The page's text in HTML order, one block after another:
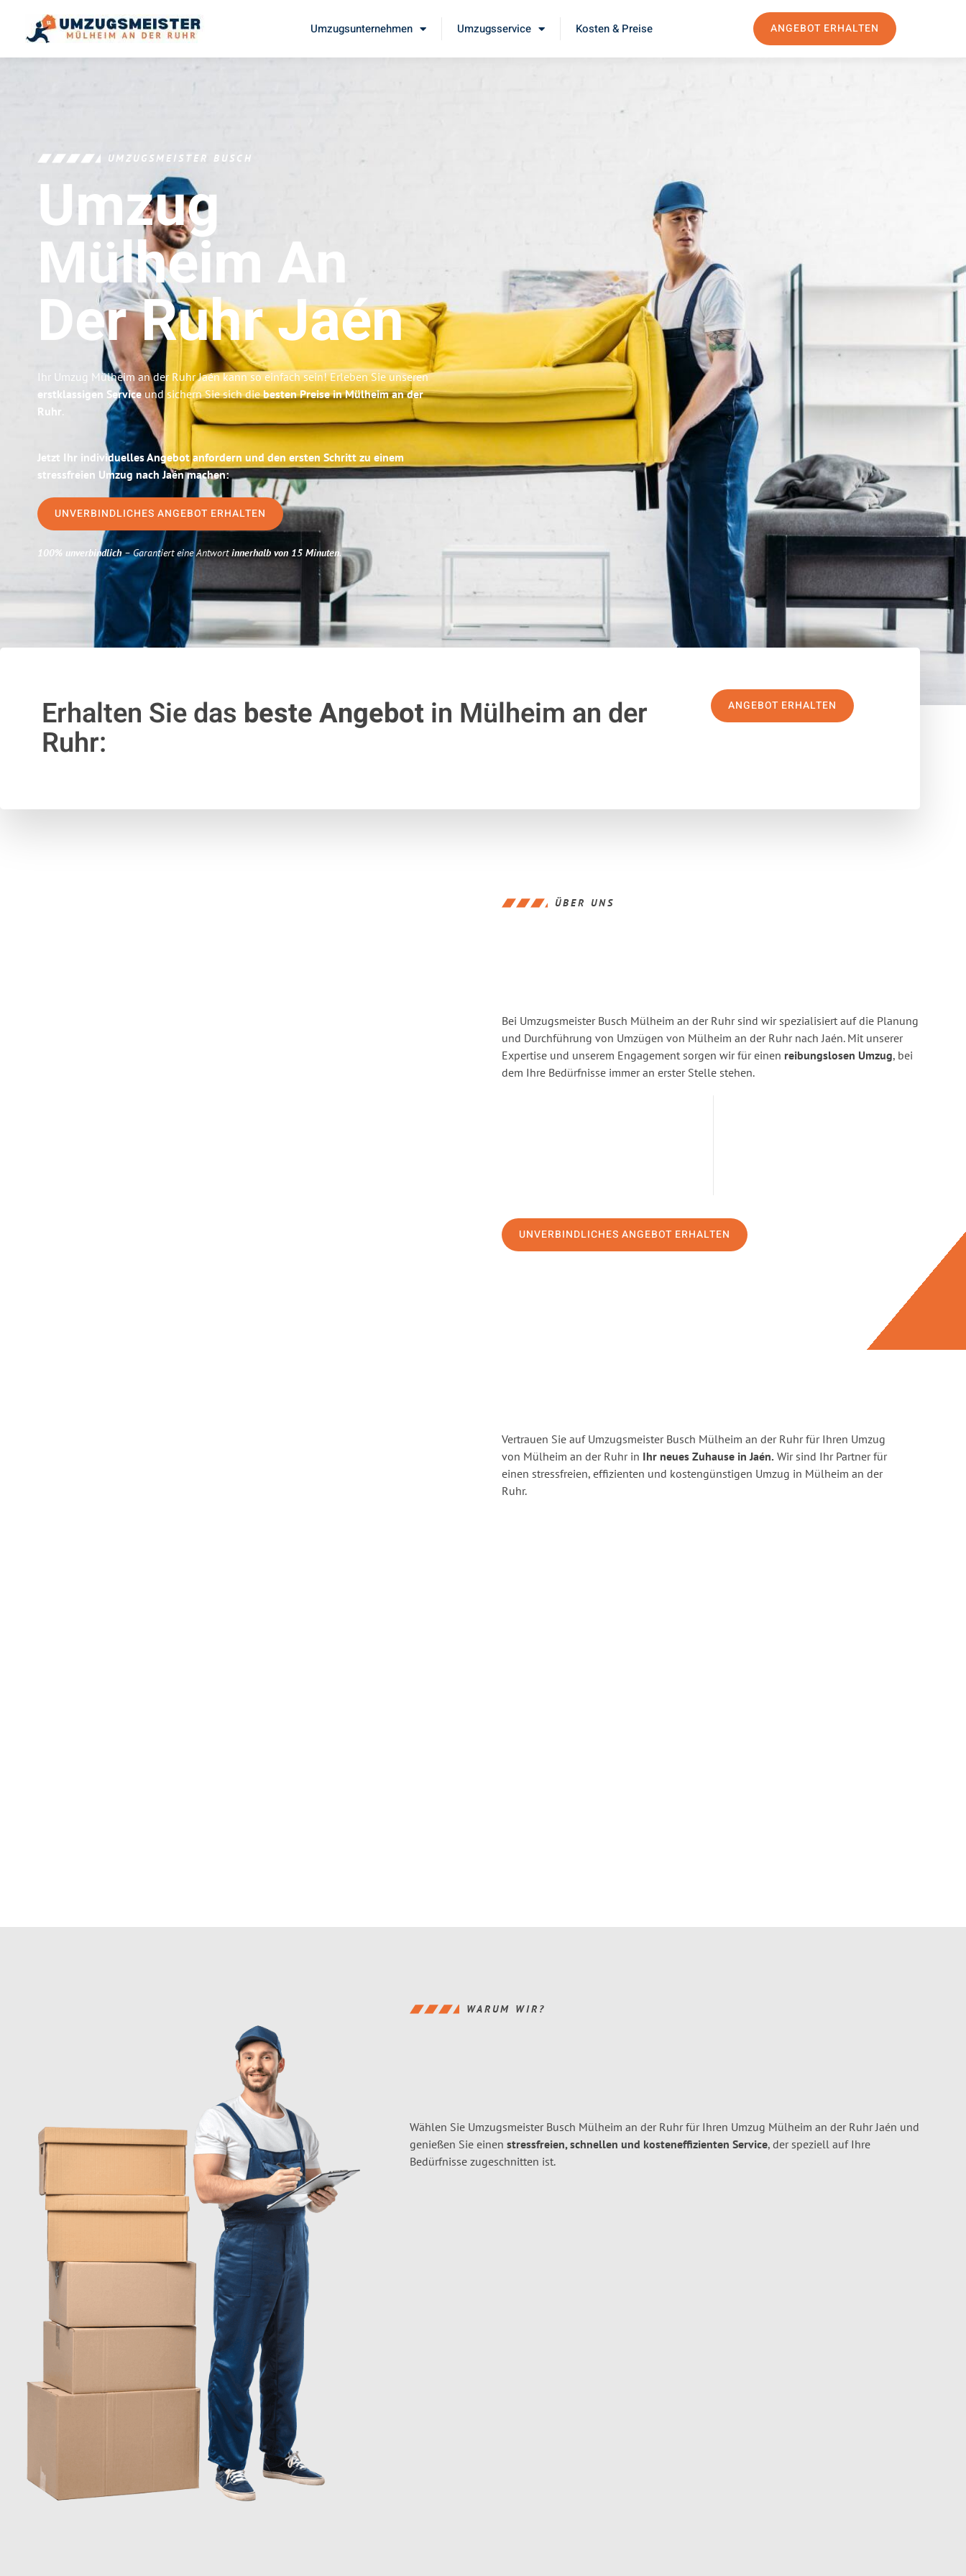
Umzugsunternehmen Umzugsservice Kosten & Preise ANGEBOT ERHALTEN
UMZUGSMEISTER BUSCH
Umzug
Mülheim An
Der RuhrJaén
Ihr Umzug Mülheim an der Ruhr Jaén kann so einfach sein! Erleben Sie unseren
erstklassigen Serviceund sichern Sie sich diebesten Preise in Mülheim an der
Ruhr.
Jetzt Ihr individuelles Angebot anfordern und den ersten Schritt zu einem
stressfreien Umzug nach Jaén machen:
UNVERBINDLICHES ANGEBOT ERHALTEN
100% unverbindlich– Garantiert eine Antwortinnerhalb von 15 Minuten.
Erhalten Sie das beste Angebotin Mülheim an der
Ruhr:
ANGEBOT ERHALTEN
ÜBER UNS
Bei Umzugsmeister Busch Mülheim an der Ruhr sind wir spezialisiert auf die Planung
und Durchführung von Umzügen von Mülheim an der Ruhr nach Jaén. Mit unserer
Expertise und unserem Engagement sorgen wir für einen reibungslosen Umzug, bei
dem Ihre Bedürfnisse immer an erster Stelle stehen.
UNVERBINDLICHES ANGEBOT ERHALTEN
Vertrauen Sie auf Umzugsmeister Busch Mülheim an der Ruhr für Ihren Umzug
von Mülheim an der Ruhr in Ihr neues Zuhause in Jaén. Wir sind Ihr Partner für
einen stressfreien, effizienten und kostengünstigen Umzug in Mülheim an der
Ruhr.
WARUM WIR?
Wählen Sie Umzugsmeister Busch Mülheim an der Ruhr für Ihren Umzug Mülheim an der Ruhr Jaén und
genießen Sie einen stressfreien, schnellen und kosteneffizienten Service, der speziell auf Ihre
Bedürfnisse zugeschnitten ist.